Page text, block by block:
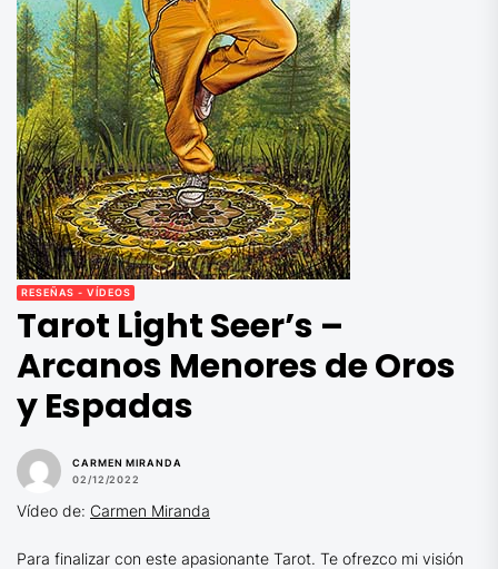
RESEÑAS - VÍDEOS
Tarot Light Seer’s –
Arcanos Menores de Oros
y Espadas
CARMEN MIRANDA
02/12/2022
Vídeo de: Carmen Miranda
Para finalizar con este apasionante Tarot. Te ofrezco mi visión